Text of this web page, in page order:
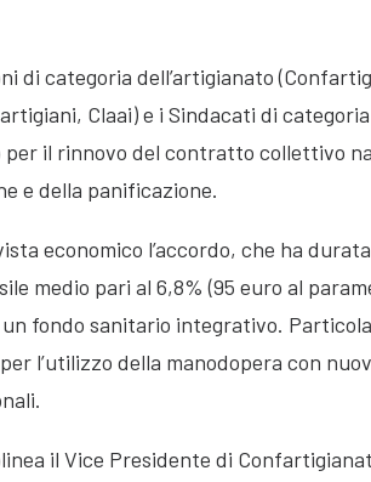
di categoria dell’artigianato
Claai) e i Sindacati di
per il rinnovo del contratto collettivo
e della panificazione.
economico l’accordo, che ha
medio pari al 6,8% (95 euro al
un fondo sanitario integrativo.
l’utilizzo della manodopera con
il Vice Presidente di